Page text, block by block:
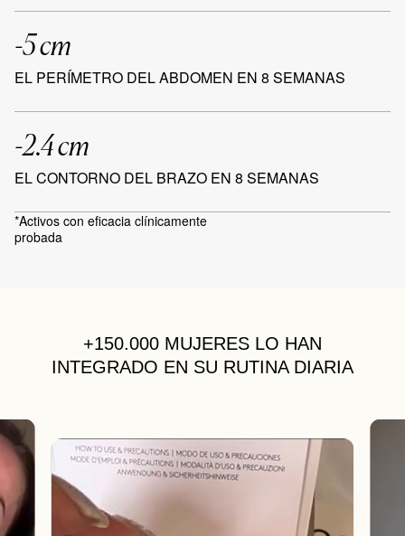
-5 cm
EL PERÍMETRO DEL ABDOMEN EN 8 SEMANAS
-2.4 cm
EL CONTORNO DEL BRAZO EN 8 SEMANAS
*Activos con eficacia clínicamente
probada
+150.000 MUJERES LO HAN
INTEGRADO EN SU RUTINA DIARIA